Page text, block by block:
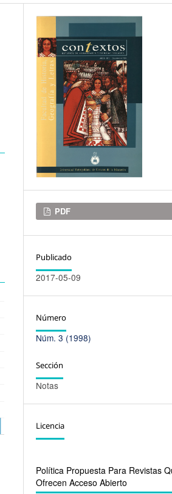
Descargas
PDF
Publicado
2017-05-09
Número
Núm. 3 (1998)
Sección
Notas
Licencia
Política Propuesta Para Revistas
Ofrecen Acceso Abierto